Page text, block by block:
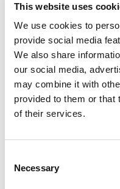
This website uses
We use cookies to
provide social media
We also share
our social media,
may combine it with
provided to them or that
of their services.
Necessary
derfor træet i mindre
opvarmningsløsning.
at tørre og brænder
For pejseanbefales
en bedre flamme og
have en størrelse, som